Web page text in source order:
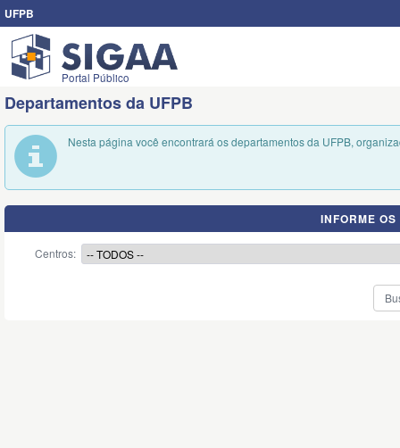
UFPB
Portal Público
Departamentos da UFPB
Nesta página você encontrará os departamentos da UFPB,
INFORME
Centros: